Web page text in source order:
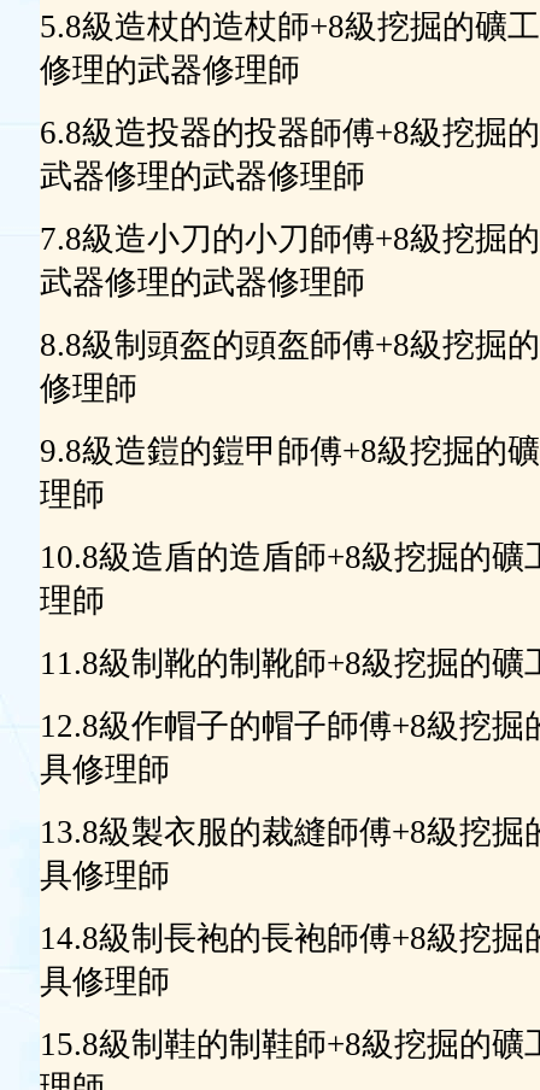
5.8級造杖的造杖師+8級挖掘的礦
修理的武器修理師
6.8級造投器的投器師傅+8級挖掘
武器修理的武器修理師
7.8級造小刀的小刀師傅+8級挖掘
武器修理的武器修理師
8.8級制頭盔的頭盔師傅+8級挖掘
修理師
9.8級造鎧的鎧甲師傅+8級挖掘的
理師
10.8級造盾的造盾師+8級挖掘的
理師
11.8級制靴的制靴師+8級挖掘的
12.8級作帽子的帽子師傅+8級挖
具修理師
13.8級製衣服的裁縫師傅+8級挖
具修理師
14.8級制長袍的長袍師傅+8級挖
具修理師
15.8級制鞋的制鞋師+8級挖掘的